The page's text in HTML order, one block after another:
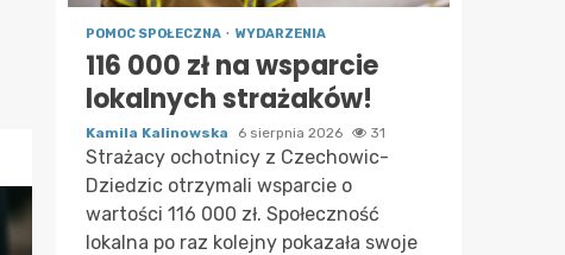
POMOC SPOŁECZNA WYDARZENIA
116 000 zł na wsparcie
lokalnych strażaków!
Kamila Kalinowska 6 sierpnia 2026 31
Strażacy ochotnicy z Czechowic-
Dziedzic otrzymali wsparcie o
wartości 116 000 zł. Społeczność
lokalna po raz kolejny pokazała swoje